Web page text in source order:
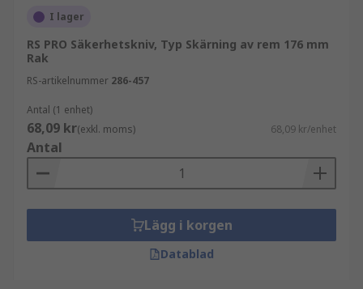
I lager
RS PRO Säkerhetskniv, Typ Skärning av rem 176 mm
Rak
RS-artikelnummer 286-457
Antal (1 enhet)
68,09 kr(exkl. moms) 68,09 kr/enhet
Antal
Lägg i korgen
Datablad